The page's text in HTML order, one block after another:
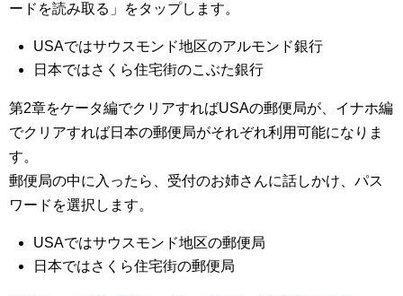
ードを読み取る」をタップします。
USAではサウスモンド地区のアルモンド銀行
日本ではさくら住宅街のこぶた銀行
第2章をケータ編でクリアすればUSAの郵便局が、イナホ編
でクリアすれば日本の郵便局がそれぞれ利用可能になりま
す。
郵便局の中に入ったら、受付のお姉さんに話しかけ、パス
ワードを選択します。
USAではサウスモンド地区の郵便局
日本ではさくら住宅街の郵便局